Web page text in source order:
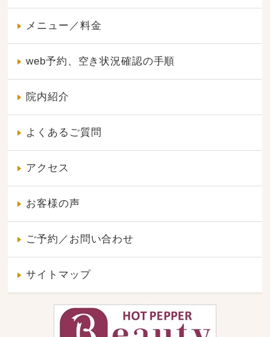
メニュー／料金
web予約、空き状況確認の手順
院内紹介
よくあるご質問
アクセス
お客様の声
ご予約／お問い合わせ
サイトマップ